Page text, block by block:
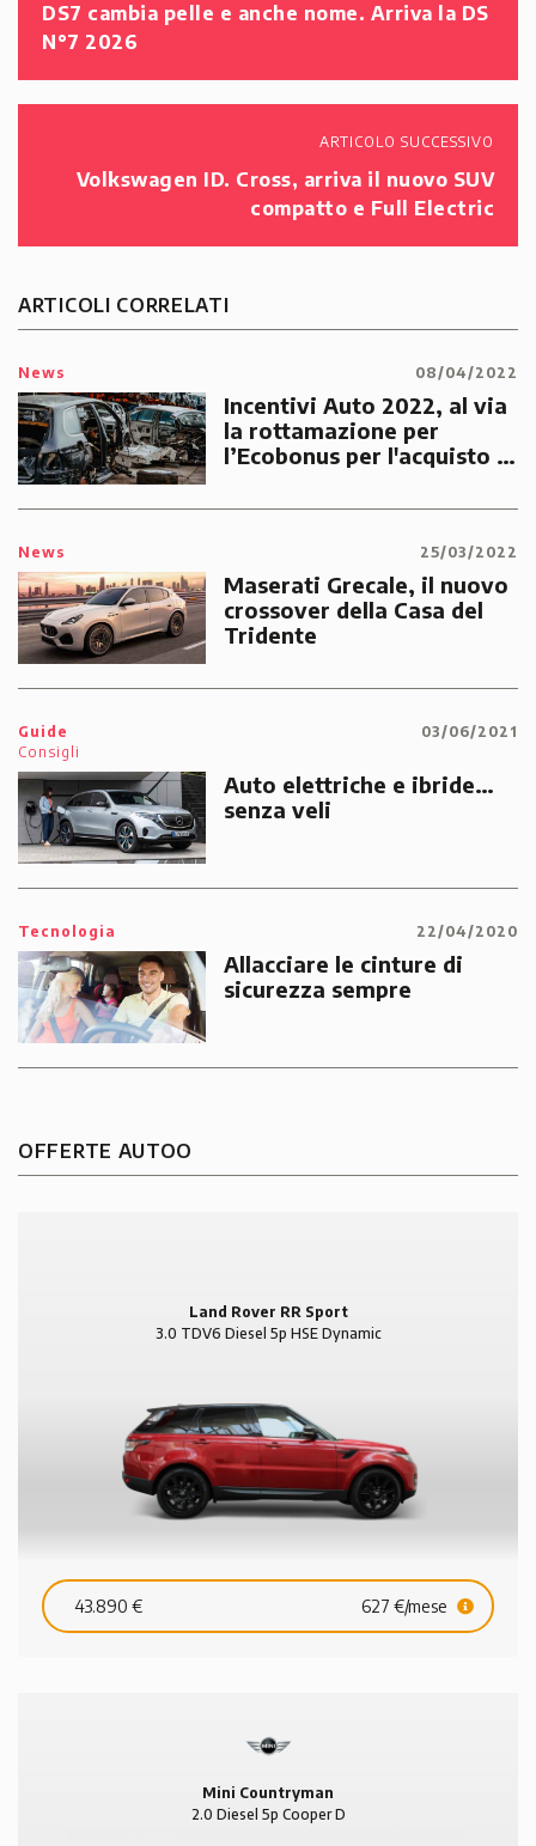
DS7 cambia pelle e anche nome. Arriva la DS
N°7 2026
ARTICOLO SUCCESSIVO
Volkswagen ID. Cross, arriva il nuovo SUV
compatto e Full Electric
ARTICOLI CORRELATI
News 08/04/2022
Incentivi Auto 2022, al via
la rottamazione per
l’Ecobonus per l'acquisto di
impatto ambientale
News 25/03/2022
Maserati Grecale, il nuovo
crossover della Casa del
Tridente
Guide
Consigli
03/06/2021
Auto elettriche e ibride…
senza veli
Tecnologia 22/04/2020
Allacciare le cinture di
sicurezza sempre
OFFERTE AUTOO
Land Rover RR Sport
3.0 TDV6 Diesel 5p HSE Dynamic
43.890 € 627 €/mese
Mini Countryman
2.0 Diesel 5p Cooper D